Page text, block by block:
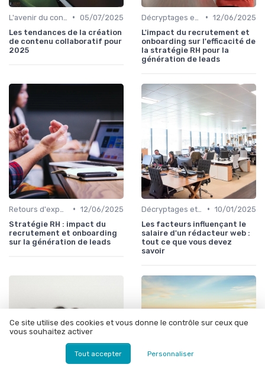
• 05/07/2025
Les tendances de la création
de contenu collaboratif pour
2025
• 12/06/2025
L'impact du recrutement et
onboarding sur l'efficacité de
la stratégie RH pour la
génération de leads
• 12/06/2025
Stratégie RH : impact du
recrutement et onboarding
sur la génération de leads
• 10/01/2025
Les facteurs influençant le
salaire d'un rédacteur web :
tout ce que vous devez
savoir
Ce site utilise des cookies et vous donne le contrôle sur ceux que
vous souhaitez activer
Tout accepter Personnaliser